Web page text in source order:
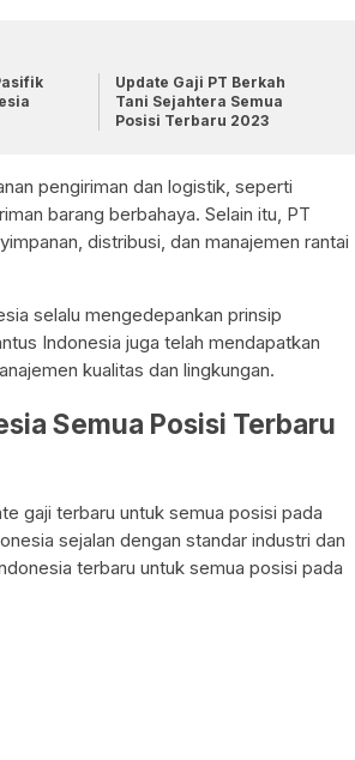
Update Gaji PT Berkah
Tani Sejahtera Semua
Posisi Terbaru 2023
pengiriman dan logistik, seperti
barang berbahaya. Selain itu, PT
distribusi, dan manajemen rantai
selalu mengedepankan prinsip
Indonesia juga telah mendapatkan
kualitas dan lingkungan.
Semua Posisi Terbaru
gaji terbaru untuk semua posisi pada
sejalan dengan standar industri dan
terbaru untuk semua posisi pada